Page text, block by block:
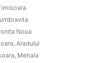
Noua
Aradului
Mehala